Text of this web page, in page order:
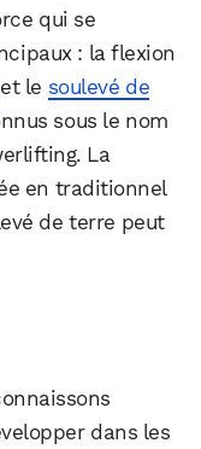
qui se
: la flexion
et le soulevé de
sous le nom
La
en traditionnel
de terre peut
dans les